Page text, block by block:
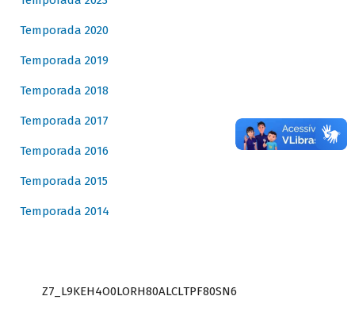
Temporada 2020
Temporada 2019
Temporada 2018
Temporada 2017
Temporada 2016
Temporada 2015
Temporada 2014
Z7_L9KEH4O0LORH80ALCLTPF80SN6